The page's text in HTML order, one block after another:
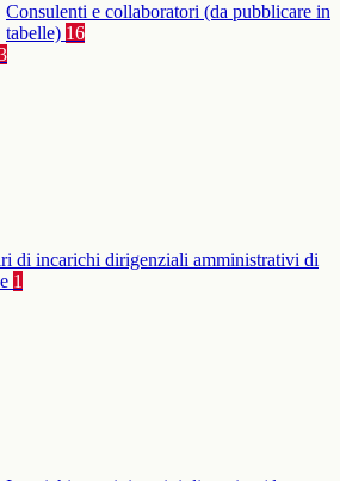
Consulenti e collaboratori (da pubblicare in
tabelle) 16
di incarichi dirigenziali amministrativi di
1